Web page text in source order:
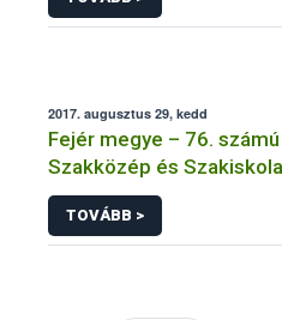
2017. augusztus 29, kedd
Fejér megye – 76.
Szakközép és
TOVÁBB >